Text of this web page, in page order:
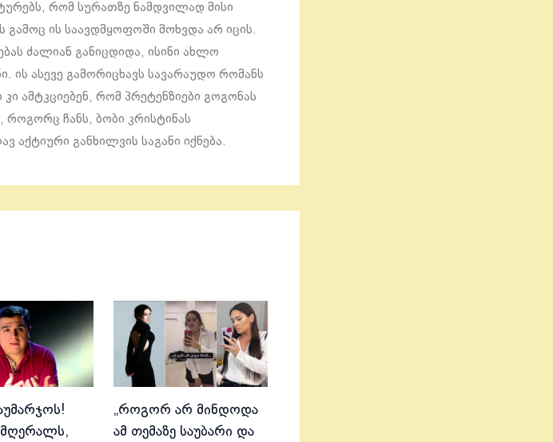
რომ სურათზე ნამდვილად მისი
გამოც ის საავდმყოფოში მოხვდა არ იცის.
ძალიან განიცდიდა, ისინი ახლო
ის ასევე გამორიცხავს სავარაუდო რომანს
ამტკციებენ, რომ პრეტენზიები გოგონას
ჩანს, ბობი კრისტინას
აქტიური განხილვის საგანი იქნება.
„როგორ არ მინდოდა
ამ თემაზე საუბარი და